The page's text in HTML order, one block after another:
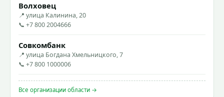
Волховец
📍 улица Калинина, 20
📞 +7 800 2004666
Совкомбанк
📍 улица Богдана Хмельницкого, 7
📞 +7 800 1000006
Все организации области →